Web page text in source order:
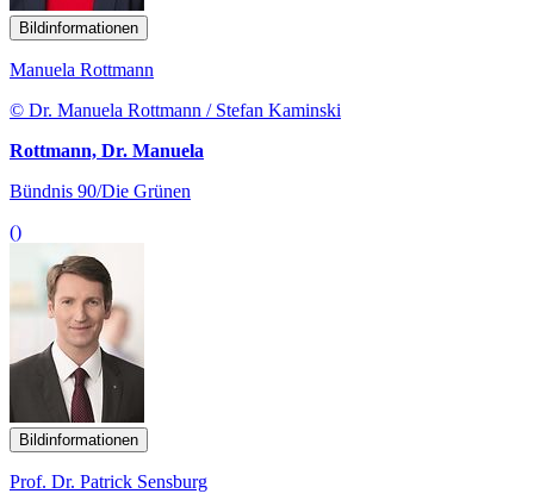
Bildinformationen
Manuela Rottmann
© Dr. Manuela Rottmann / Stefan Kaminski
Rottmann, Dr. Manuela
Bündnis 90/Die Grünen
()
Bildinformationen
Prof. Dr. Patrick Sensburg